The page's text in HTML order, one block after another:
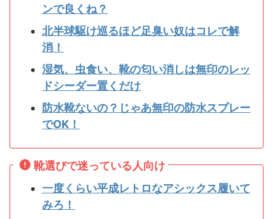
ンで良くね？
北半球駆け巡るほど足臭い奴はコレで解
消！
湿気、虫食い、靴の匂い消しは無印のレッ
ドシーダー置くだけ
防水靴ないの？じゃあ無印の防水スプレー
でOK！
靴選びで迷っている人向け
一度くらい平成レトロなアシックス履いて
みろ！